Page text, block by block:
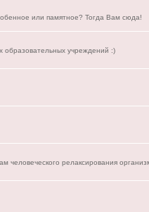
или памятное? Тогда Вам сюда!
образовательных учреждений :)
человеческого релаксирования